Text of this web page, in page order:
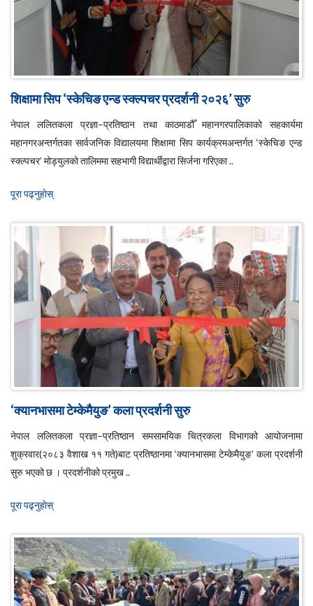
शिक्षामा सिप ‘स्केचिङ एन्ड स्क्ल्पचर प्रदर्शनी २०२६’ सुरु
नेपाल ललितकला प्रज्ञा–प्रतिष्ठान तथा काठमाडौँ महानगरपालिकाको सहकार्यमा
महानगरअन्तर्गतका सार्वजनिक विद्यालयमा शिक्षामा सिप कार्यक्रमअन्तर्गत ‘स्केचिङ एन्ड
स्क्ल्पचर’ मोड्युलको तालिममा सहभागी विद्यार्थीद्वारा सिर्जना गरिएका ..
पूरा पढ्नुहाेस्
‘क्यानभासमा टेम्केमैयुङ’ कला प्रदर्शनी सुरु
नेपाल ललितकला प्रज्ञा–प्रतिष्ठान समसामयिक चित्रकला विभागको आयोजनामा
शुक्रवार(२०८३ वैशाख ११ गते)बाट प्रतिष्ठानमा ‘क्यानभासमा टेम्केमैयुङ’ कला प्रदर्शनी
सुरु भएको छ । प्रदर्शनीको प्रमुख ..
पूरा पढ्नुहाेस्